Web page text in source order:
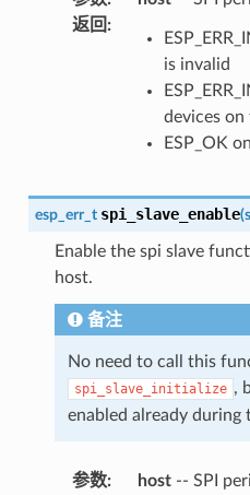
返回 :
is invalid
devices on
ESP_OK
esp_err_t spi_slave_enable(
Enable the spi slave
host.
备注
No need to call this
spi_slave_initialize ,
enabled already during
参数: host-- SPI